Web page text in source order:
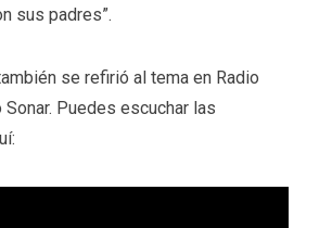
sus padres”.
se refirió al tema en Radio
Sonar. Puedes escuchar las